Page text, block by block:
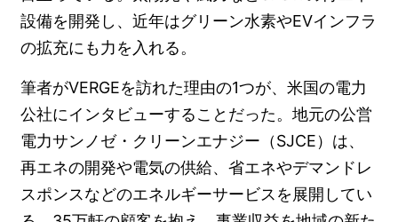
設備を開発し、近年はグリーン水素やEVインフラ
の拡充にも力を入れる。
筆者がVERGEを訪れた理由の1つが、米国の電力
公社にインタビューすることだった。地元の公営
電力サンノゼ・クリーンエナジー（SJCE）は、
再エネの開発や電気の供給、省エネやデマンドレ
スポンスなどのエネルギーサービスを展開してい